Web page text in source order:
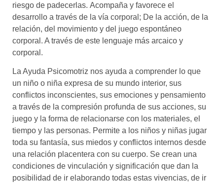
riesgo de padecerlas. Acompaña y favorece el
desarrollo a través de la vía corporal; De la acción, de la
relación, del movimiento y del juego espontáneo
corporal. A través de este lenguaje más arcaico y
corporal.
La Ayuda Psicomotriz nos ayuda a comprender lo que
un niño o niña expresa de su mundo interior, sus
conflictos inconscientes, sus emociones y pensamiento
a través de la compresión profunda de sus acciones, su
juego y la forma de relacionarse con los materiales, el
tiempo y las personas. Permite a los niños y niñas jugar
toda su fantasía, sus miedos y conflictos internos desde
una relación placentera con su cuerpo. Se crean una
condiciones de vinculación y significación que dan la
posibilidad de ir elaborando todas estas vivencias, de ir